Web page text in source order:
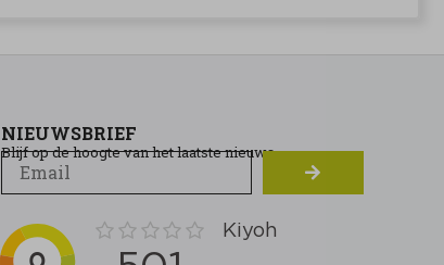
NIEUWSBRIEF
Blijf op de hoogte van het laatste nieuws.